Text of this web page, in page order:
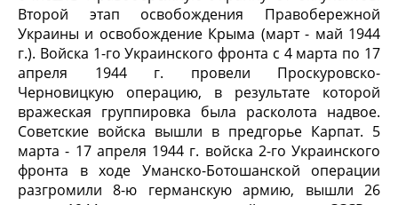
Второй этап освобождения Правобережной
Украины и освобождение Крыма (март - май 1944
г.). Войска 1-го Украинского фронта с 4 марта по 17
апреля 1944 г. провели Проскуровско-
Черновицкую операцию, в результате которой
вражеская группировка была расколота надвое.
Советские войска вышли в предгорье Карпат. 5
марта - 17 апреля 1944 г. войска 2-го Украинского
фронта в ходе Уманско-Ботошанской операции
разгромили 8-ю германскую армию, вышли 26